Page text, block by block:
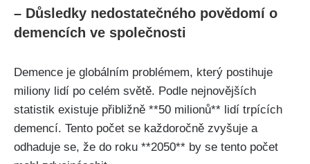
– Důsledky nedostatečného povědomí o
demencích ve společnosti
Demence je globálním problémem, který postihuje
miliony lidí po celém světě. Podle nejnovějších
statistik existuje přibližně **50 milionů** lidí trpících
demencí. Tento počet se každoročně zvyšuje a
odhaduje se, že do roku **2050** by se tento počet